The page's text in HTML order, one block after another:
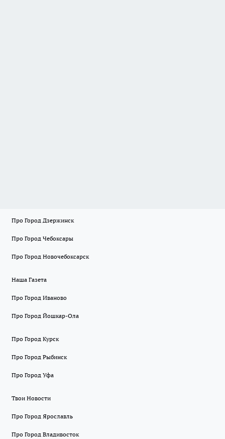
Про Город Дзержинск
Про Город Чебоксары
Про Город Новочебоксарск
Наша Газета
Про Город Иваново
Про Город Йошкар-Ола
Про Город Курск
Про Город Рыбинск
Про Город Уфа
Твои Новости
Про Город Ярославль
Про Город Владивосток